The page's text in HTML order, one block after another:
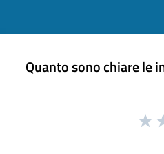
Quanto sono chiare le